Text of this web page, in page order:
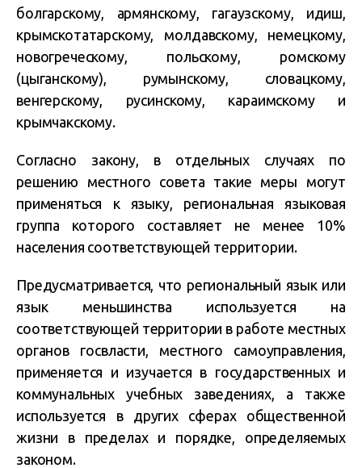
болгарскому, армянскому, гагаузскому, идиш,
крымскотатарскому, молдавскому, немецкому,
новогреческому, польскому, ромскому
(цыганскому), румынскому, словацкому,
венгерскому, русинскому, караимскому и
крымчакскому.
Согласно закону, в отдельных случаях по
решению местного совета такие меры могут
применяться к языку, региональная языковая
группа которого составляет не менее 10%
населения соответствующей территории.
Предусматривается, что региональный язык или
язык меньшинства используется на
соответствующей территории в работе местных
органов госвласти, местного самоуправления,
применяется и изучается в государственных и
коммунальных учебных заведениях, а также
используется в других сферах общественной
жизни в пределах и порядке, определяемых
законом.